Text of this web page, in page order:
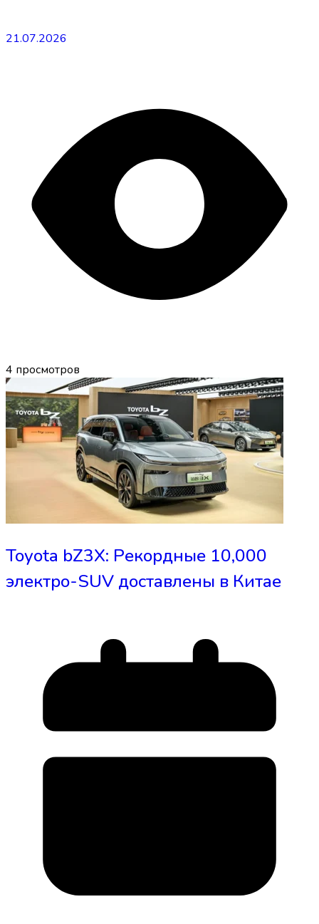
21.07.2026
4 просмотров
Toyota bZ3X: Рекордные 10,000
электро-SUV доставлены в Китае